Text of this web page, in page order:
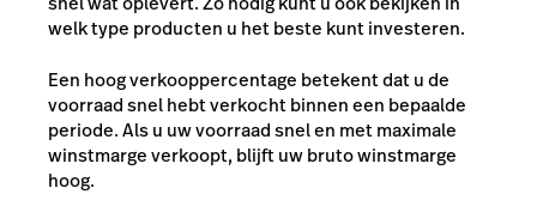
welk type producten u het beste kunt investeren.
Een hoog verkooppercentage betekent dat u de
voorraad snel hebt verkocht binnen een bepaalde
periode. Als u uw voorraad snel en met maximale
winstmarge verkoopt, blijft uwbruto winstmarge
hoog.